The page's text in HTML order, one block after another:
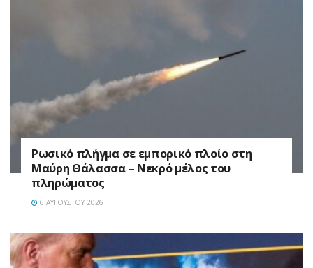
Ρωσικό πλήγμα σε εμπορικό πλοίο στη
Μαύρη Θάλασσα – Νεκρό μέλος του
πληρώματος
6 ΑΥΓΟΎΣΤΟΥ 2026